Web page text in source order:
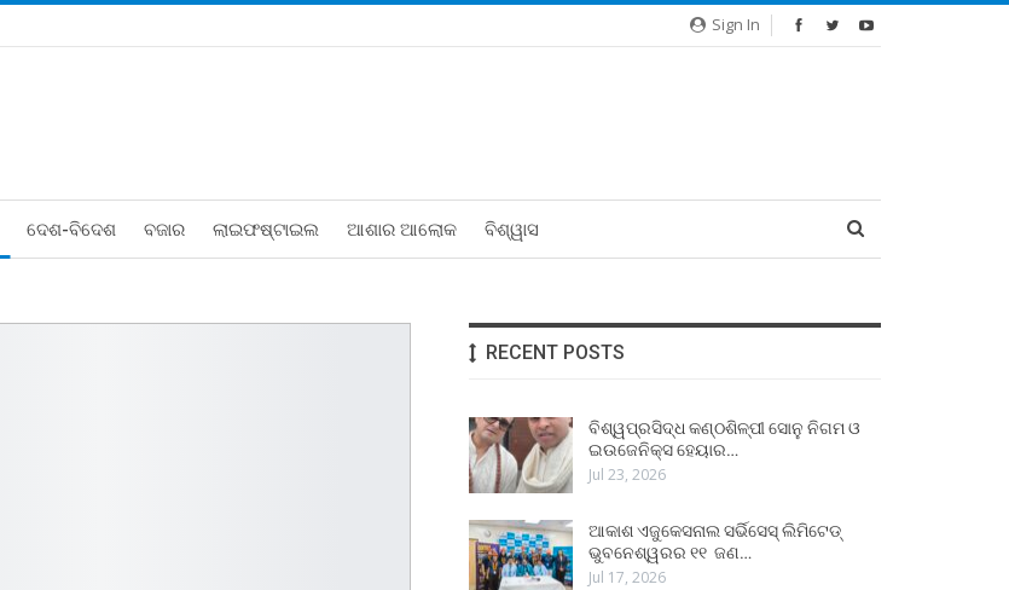
Sign In
ଦେଶ-ବିଦେଶ ବଜାର ଲାଇଫଷ୍ଟାଇଲ ଆଶାର ଆଲୋକ ବିଶ୍ୱାସ
RECENT POSTS
ବିଶ୍ୱପ୍ରସିଦ୍ଧ କଣ୍ଠଶିଳ୍ପୀ ସୋନୁ ନିଗମ ଓ
ଇଉଜେନିକ୍ସ ହେୟାର…
Jul 23, 2026
ଆକାଶ ଏଜୁକେସନାଲ ସର୍ଭିସେସ୍ ଲିମିଟେଡ୍
ଭୁବନେଶ୍ୱରର ୧୧ ଜଣ…
Jul 17, 2026